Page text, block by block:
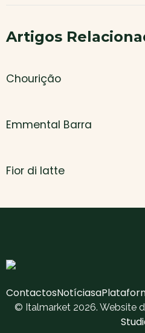
Artigos
Chourição
Emmental Barra
Fior di latte
ContactosNotícias
© Italmarket 2026. Website